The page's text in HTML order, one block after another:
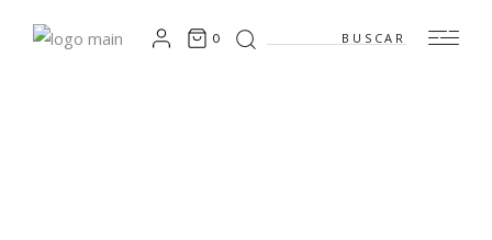
0 Search
for: